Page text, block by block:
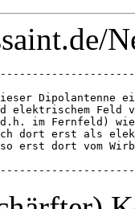
Dipolantenne
elektrischem
im Fernfeld)
dort erst als
erst dort vom